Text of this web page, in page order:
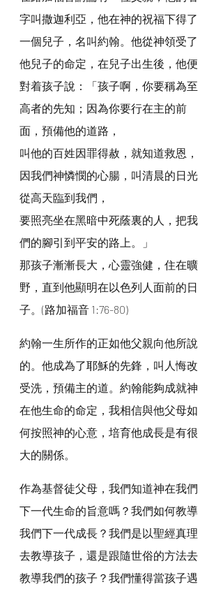
字叫撒迦利亞，他在神的祝福下得了
一個兒子，名叫約翰。他從神領受了
他兒子的命定，在兒子出生後，他便
對着孩子說：「孩子啊，你要稱為至
高者的先知；因為你要行在主的前
面，預備他的道路，
叫他的百姓因罪得赦，就知道救恩，
因我們神憐憫的心腸，叫清晨的日光
從高天臨到我們，
要照亮坐在黑暗中死蔭裏的人，把我
們的腳引到平安的路上。」
那孩子漸漸長大，心靈強健，住在曠
野，直到他顯明在以色列人面前的日
子。(路加福音 1:76-80)
約翰一生所作的正如他父親向他所說
的。他成為了耶穌的先鋒，叫人悔改
受洗，預備主的道。約翰能夠成就神
在他生命的命定，我相信與他父母如
何按照神的心意，培育他成長是有很
大的關係。
作為基督徒父母，我們知道神在我們
下一代生命的旨意嗎？我們如何教導
我們下一代成長？我們是以聖經真理
去教導孩子，還是跟隨世俗的方法去
教導我們的孩子？我們懂得當孩子遇